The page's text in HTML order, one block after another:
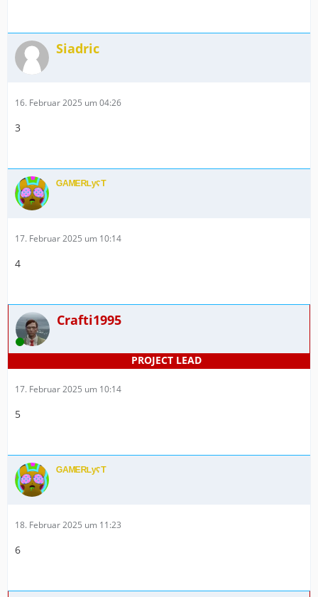
Siadric
16. Februar 2025 um 04:26
3
ᴳᴬᴹᴱᴿᴸʸˁᵀ
17. Februar 2025 um 10:14
4
Online
Crafti1995
17. Februar 2025 um 10:14
5
ᴳᴬᴹᴱᴿᴸʸˁᵀ
18. Februar 2025 um 11:23
6